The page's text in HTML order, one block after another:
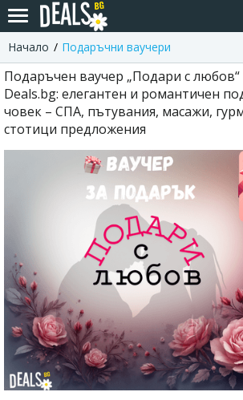
Начало Подаръчни ваучери
Подаръчен ваучер „Подари с любов“
Deals.bg: елегантен и романтичен
човек – СПА, пътувания, масажи,
стотици предложения